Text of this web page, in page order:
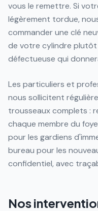
vous le remettre. Si
légèrement tordue,
commander une clé
de votre cylindre
défectueuse qui
Les particuliers et
nous sollicitent
trousseaux complets :
chaque membre du
pour les gardiens
bureau pour les
confidentiel, avec
Nos